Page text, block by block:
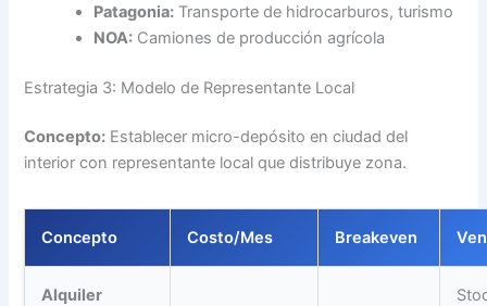
Patagonia: Transporte de hidrocarburos, turismo
NOA: Camiones de producción agrícola
Estrategia 3: Modelo de Representante Local
Concepto: Establecer micro-depósito en ciudad del
interior con representante local que distribuye zona.
Concepto Costo/Mes Breakeven
Alquiler